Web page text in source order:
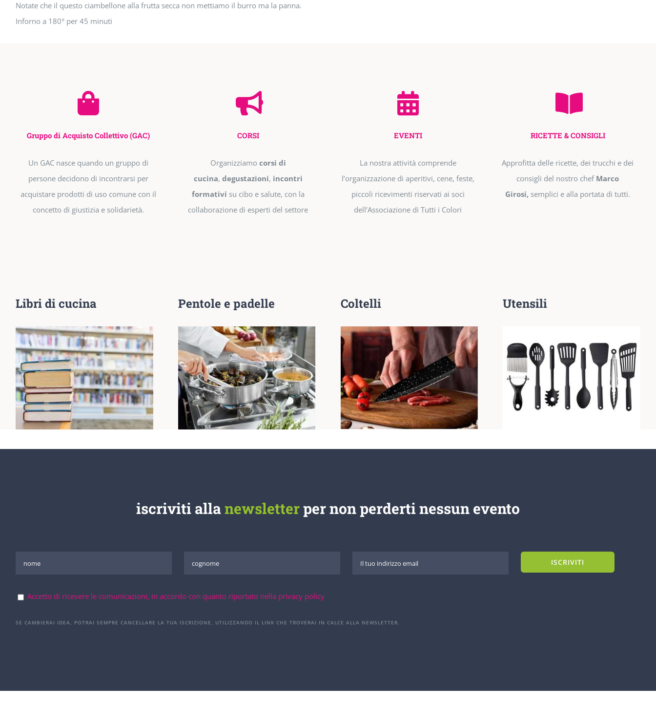
Notate che il questo ciambellone alla frutta secca non mettiamo il burro ma la panna.
Inforno a 180° per 45 minuti
Gruppo di Acquisto Collettivo (GAC)
Un GAC nasce quando un gruppo di
persone decidono di incontrarsi per
acquistare prodotti di uso comune con il
concetto di giustizia e solidarietà.
CORSI
Organizziamo corsi di
cucina, degustazioni, incontri
formativi su cibo e salute, con la
collaborazione di esperti del settore
EVENTI
La nostra attività comprende
l’organizzazione di aperitivi, cene, feste,
piccoli ricevimenti riservati ai soci
dell’Associazione di Tutti i Colori
RICETTE & CONSIGLI
Approfitta delle ricette, dei trucchi e dei
consigli del nostro chef Marco
Girosi, semplici e alla portata di tutti.
Libri di cucina Pentole e padelle Coltelli Utensili
iscriviti allanewsletterper non perderti nessun evento
Accetto di ricevere le comunicazioni, in accordo con quanto riportato nella privacy policy
SE CAMBIERAI IDEA, POTRAI SEMPRE CANCELLARE LA TUA ISCRIZIONE, UTILIZZANDO IL LINK CHE TROVERAI IN CALCE ALLA NEWSLETTER.